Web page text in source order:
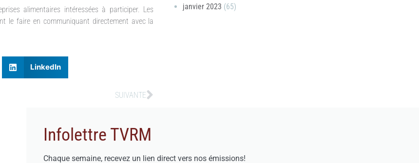
alimentaires intéressées à participer. Les
le faire en communiquant directement avec la
LinkedIn
SUIVANTE
janvier 2023 (65)
Infolettre TVRM
Chaque semaine, recevez un lien direct vers nos émissions!